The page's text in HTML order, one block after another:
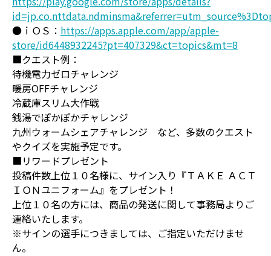
●ｉＯＳ： https://apps.apple.com/app/apple-
store/id6448932245?pt=407329&ct=topics&mt=8
■クエスト例：
待機電力ゼロチャレンジ
暖房OFFチャレンジ
冷蔵庫スリム大作戦
銭湯でぽかぽかチャレンジ
九州ウォームシェアチャレンジ など、多数のクエスト
やクイズを実施予定です。
■リワードプレゼント
投稿件数上位１０名様に、サイン入り『ＴＡＫＥ ＡＣＴ
ＩＯＮユニフォーム』をプレゼント！
上位１０名の方には、商品の発送に関して事務局よりご
連絡いたします。
※サインの選手につきましては、ご指定いただけませ
ん。